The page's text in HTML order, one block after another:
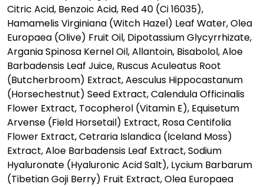
Citric Acid, Benzoic Acid, Red 40 (Ci 16035),
Hamamelis Virginiana (Witch Hazel) Leaf Water, Olea
Europaea (Olive) Fruit Oil, Dipotassium Glycyrrhizate,
Argania Spinosa Kernel Oil, Allantoin, Bisabolol, Aloe
Barbadensis Leaf Juice, Ruscus Aculeatus Root
(Butcherbroom) Extract, Aesculus Hippocastanum
(Horsechestnut) Seed Extract, Calendula Officinalis
Flower Extract, Tocopherol (Vitamin E), Equisetum
Arvense (Field Horsetail) Extract, Rosa Centifolia
Flower Extract, Cetraria Islandica (Iceland Moss)
Extract, Aloe Barbadensis Leaf Extract, Sodium
Hyaluronate (Hyaluronic Acid Salt), Lycium Barbarum
(Tibetian Goji Berry) Fruit Extract, Olea Europaea